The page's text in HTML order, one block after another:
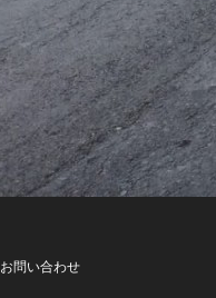
お問い合わせ